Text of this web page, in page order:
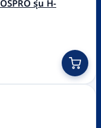
รุ่น H-